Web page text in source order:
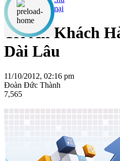
Khuyến mại
Tri Ân Khách
Dài Lâu
11/10/2012, 02:16 pm
Đoàn Đức Thành
7,565